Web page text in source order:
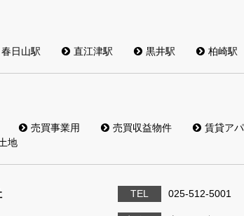
春日山駅 直江津駅 黒井駅 柏崎駅
売買事業用 売買収益物件
賃貸ア
地
TEL 025-512-5001